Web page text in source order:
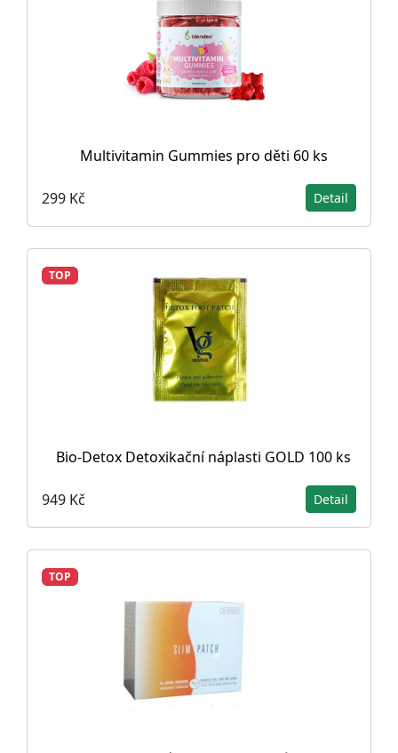
Multivitamin Gummies pro děti 60 ks
299 Kč Detail
TOP
Bio-Detox Detoxikační náplasti GOLD 100 ks
949 Kč Detail
TOP